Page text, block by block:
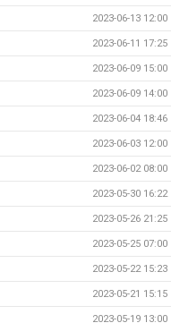
2023-06-13 12:00
2023-06-11 17:25
2023-06-09 15:00
2023-06-09 14:00
2023-06-04 18:46
2023-06-03 12:00
2023-06-02 08:00
2023-05-30 16:22
2023-05-26 21:25
2023-05-25 07:00
2023-05-22 15:23
2023-05-21 15:15
2023-05-19 13:00